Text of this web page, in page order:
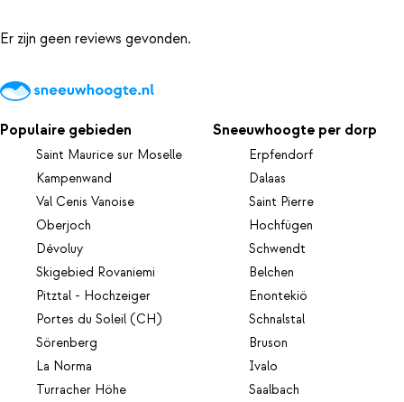
Er zijn geen reviews gevonden.
Populaire gebieden
Saint Maurice sur Moselle
Kampenwand
Val Cenis Vanoise
Oberjoch
Dévoluy
Skigebied Rovaniemi
Pitztal - Hochzeiger
Portes du Soleil (CH)
Sörenberg
La Norma
Turracher Höhe
Sneeuwhoogte per dorp
Erpfendorf
Dalaas
Saint Pierre
Hochfügen
Schwendt
Belchen
Enontekiö
Schnalstal
Bruson
Ivalo
Saalbach